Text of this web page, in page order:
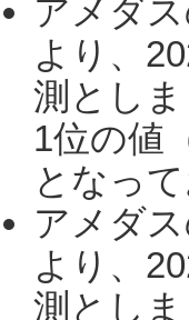
アメダ
より、
測とし
1位の値
となっ
アメダ
より、
測とし